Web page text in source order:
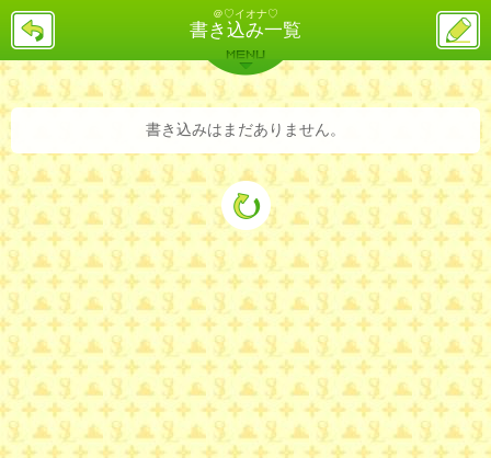
＠♡イオナ♡
書き込み一覧
戻
ス
投
稿
バックナンバー 詳細検索 ランキング
MENU
書き込みはまだありません。